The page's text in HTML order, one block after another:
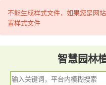
不能生成样式文件，如果您是网
置样式文件
智慧园林